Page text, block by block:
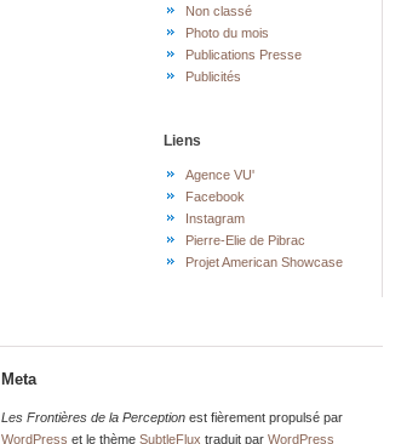
Non classé
Photo du mois
Publications Presse
Publicités
Liens
Agence VU'
Facebook
Instagram
Pierre-Elie de Pibrac
Projet American Showcase
Meta
Les Frontières de la Perception est fièrement propulsé par
WordPress et le thèmeSubtleFlux traduit parWordPress